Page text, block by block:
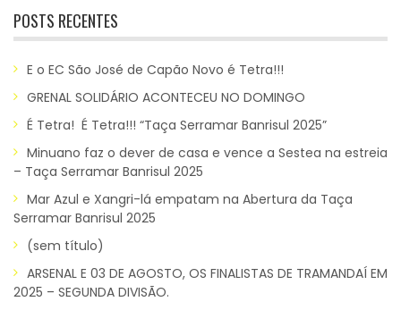
POSTS RECENTES
E o EC São José de Capão Novo é Tetra!!!
GRENAL SOLIDÁRIO ACONTECEU NO DOMINGO
É Tetra! É Tetra!!! “Taça Serramar Banrisul 2025”
Minuano faz o dever de casa e vence a Sestea na estreia
– Taça Serramar Banrisul 2025
Mar Azul e Xangri-lá empatam na Abertura da Taça
Serramar Banrisul 2025
(sem título)
ARSENAL E 03 DE AGOSTO, OS FINALISTAS DE TRAMANDAÍ EM
2025 – SEGUNDA DIVISÃO.